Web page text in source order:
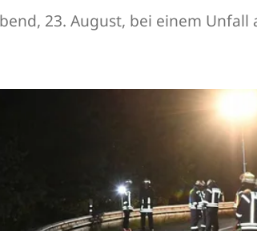
23. August, bei einem Unfall